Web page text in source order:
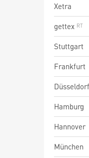
Xetra
gettex
Stuttgart
Frankfurt
Düsseldorf
Hamburg
Hannover
München